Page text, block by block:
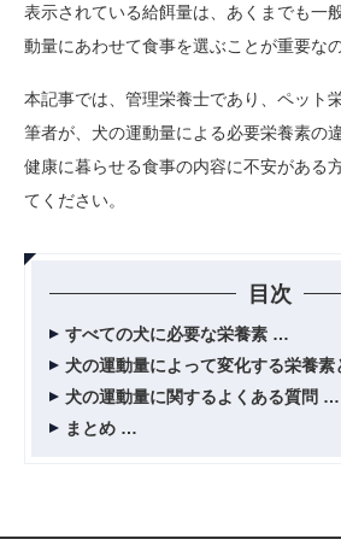
表示されている給餌量は、あくまでも一
動量にあわせて食事を選ぶことが重要なの
本記事では、管理栄養士であり、ペット
筆者が、犬の運動量による必要栄養素の
健康に暮らせる食事の内容に不安がある
てください。
目次
すべての犬に必要な栄養素
犬の運動量によって変化する栄養素
犬の運動量に関するよくある質問
まとめ